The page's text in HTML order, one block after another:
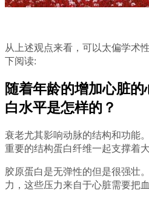
从上述观点来看，可以太偏学术
下阅读:
随着年龄的增加心脏
白水平是怎样的？
衰老尤其影响动脉的结构和功能
重要的结构蛋白纤维一起支撑着大
胶原蛋白是无弹性的但是很强壮
力，这些压力来自于心脏需要把